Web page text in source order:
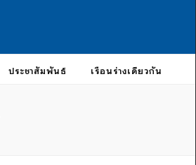
ประชาสัมพันธ์ เรือนร่างเดียวกัน